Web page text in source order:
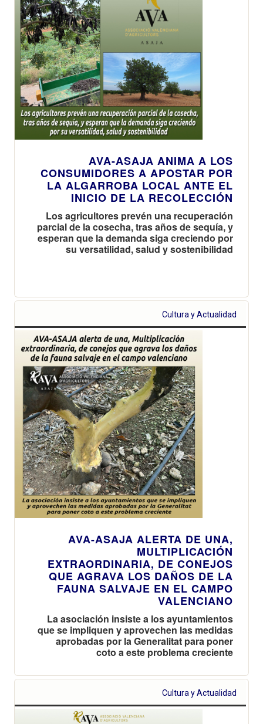
AVA-ASAJA ANIMA A LOS
CONSUMIDORES A APOSTAR POR
LA ALGARROBA LOCAL ANTE EL
INICIO DE LA RECOLECCIÓN
Los agricultores prevén una recuperación
parcial de la cosecha, tras años de sequía, y
esperan que la demanda siga creciendo por
su versatilidad, salud y sostenibilidad
Cultura y Actualidad
AVA-ASAJA ALERTA DE UNA,
MULTIPLICACIÓN
EXTRAORDINARIA, DE CONEJOS
QUE AGRAVA LOS DAÑOS DE LA
FAUNA SALVAJE EN EL CAMPO
VALENCIANO
La asociación insiste a los ayuntamientos
que se impliquen y aprovechen las medidas
aprobadas por la Generalitat para poner
coto a este problema creciente
Cultura y Actualidad